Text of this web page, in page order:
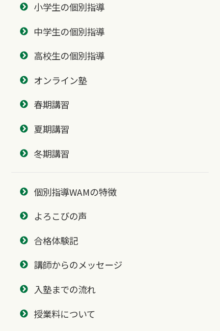
小学生の個別指導
中学生の個別指導
高校生の個別指導
オンライン塾
春期講習
夏期講習
冬期講習
個別指導WAMの特徴
よろこびの声
合格体験記
講師からのメッセージ
入塾までの流れ
授業料について